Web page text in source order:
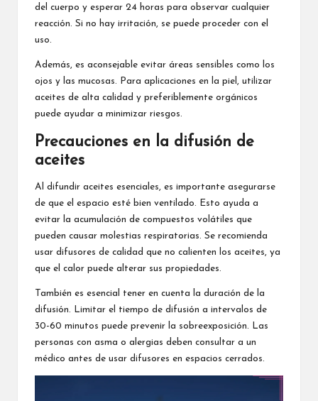
del cuerpo y esperar 24 horas para observar cualquier
reacción. Si no hay irritación, se puede proceder con el
uso.
Además, es aconsejable evitar áreas sensibles como los
ojos y las mucosas. Para aplicaciones en la piel, utilizar
aceites de alta calidad y preferiblemente orgánicos
puede ayudar a minimizar riesgos.
Precauciones en la difusión de
aceites
Al difundir aceites esenciales, es importante asegurarse
de que el espacio esté bien ventilado. Esto ayuda a
evitar la acumulación de compuestos volátiles que
pueden causar molestias respiratorias. Se recomienda
usar difusores de calidad que no calienten los aceites, ya
que el calor puede alterar sus propiedades.
También es esencial tener en cuenta la duración de la
difusión. Limitar el tiempo de difusión a intervalos de
30-60 minutos puede prevenir la sobreexposición. Las
personas con asma o alergias deben consultar a un
médico antes de usar difusores en espacios cerrados.